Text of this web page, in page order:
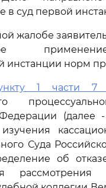
в суд первой
жалобе
инстанции норм
1 части 7
Федерации
изучения
Суда
об
рассмотрения